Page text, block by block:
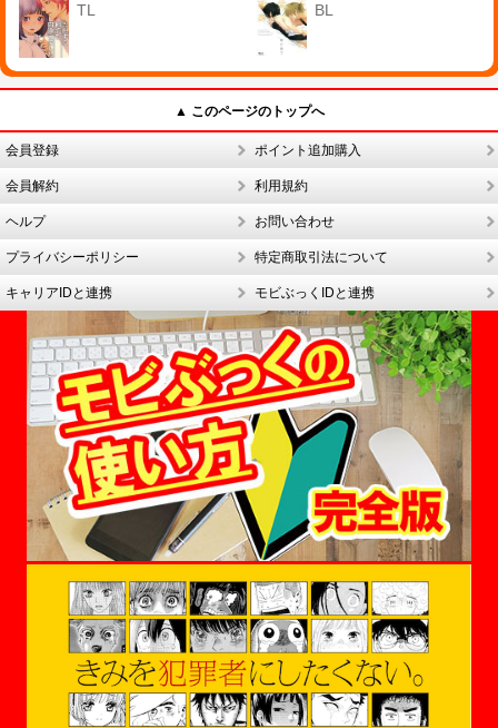
TL BL
▲ このページのトップへ
会員登録 ポイント追加購入
会員解約 利用規約
ヘルプ お問い合わせ
プライバシーポリシー 特定商取引法について
キャリアIDと連携 モビぶっくIDと連携